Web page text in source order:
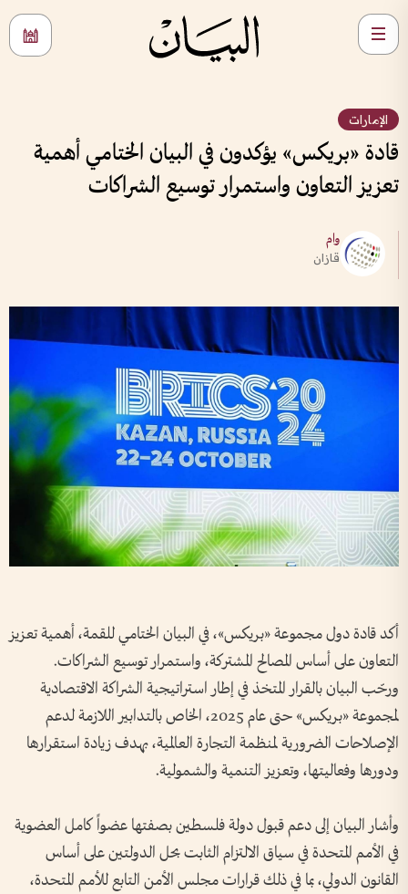
الإمارات
قادة «بريكس» يؤكدون في البيان الختامي أهمية
تعزيز التعاون واستمرار توسيع الشراكات
وام
قازان
أكد قادة دول مجموعة «بريكس»، في البيان الختامي للقمة، أهمية تعزيز
التعاون على أساس المصالح المشتركة، واستمرار توسيع الشراكات.
ورحّب البيان بالقرار المتخذ في إطار استراتيجية الشراكة الاقتصادية
لمجموعة «بريكس» حتى عام 2025، الخاص بالتدابير اللازمة لدعم
الإصلاحات الضرورية لمنظمة التجارة العالمية، بهدف زيادة استقرارها
ودورها وفعاليتها، وتعزيز التنمية والشمولية.
وأشار البيان إلى دعم قبول دولة فلسطين بصفتها عضواً كامل العضوية
في الأمم المتحدة في سياق الالتزام الثابت بحل الدولتين على أساس
القانون الدولي، بما في ذلك قرارات مجلس الأمن التابع للأمم المتحدة،